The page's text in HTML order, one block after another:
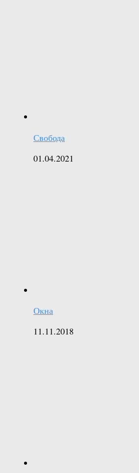
Свобода
01.04.2021
Окна
11.11.2018